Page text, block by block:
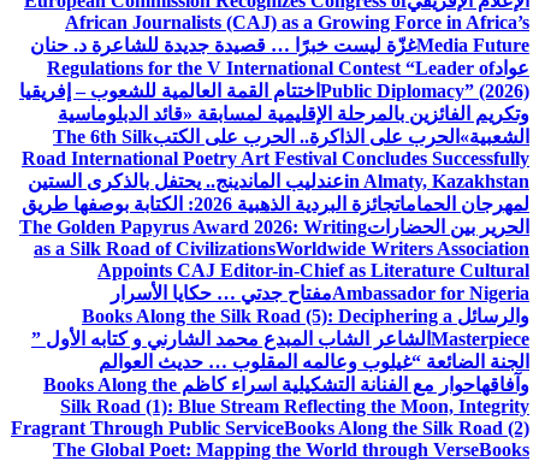
African Journalists (CAJ) as a Growing Force in Africa’s
Media Futureغزّة ليست خبرًا … قصيدة جديدة للشاعرة د. حنان
عوادRegulations for the V International Contest “Leader of
Public Diplomacy” (2026) اختتام القمة العالمية للشعوب – إفريقيا
وتكريم الفائزين بالمرحلة الإقليمية لمسابقة «قائد الدبلوماسية
الشعبية» الحرب على الذاكرة.. الحرب على الكتبThe 6th Silk
Road International Poetry Art Festival Concludes Successfully
in Almaty, Kazakhstanعندليب الماندينج.. يحتفل بالذكرى الستين
لمهرجان الحمامات
جائزة البردية الذهبية 2026: الكتابة بوصفها طريق
الحرير بين الحضاراتThe Golden Papyrus Award 2026: Writing
as a Silk Road of CivilizationsWorldwide Writers Association
Appoints CAJ Editor-in-Chief as Literature Cultural
Ambassador for Nigeriaمفتاح جدتي … حكايا الأسرار
والرسائل Books Along the Silk Road (5): Deciphering a
Masterpiece الشاعر الشاب المبدع محمد الشارني و كتابه الأول ”
الجنة الضائعة “غيلوب وعالمه المقلوب … حديث العوالم
وآفاقهاحوار مع الفنانة التشكيلية اسراء كاظم Books Along the
Silk Road (1): Blue Stream Reflecting the Moon, Integrity
Fragrant Through Public ServiceBooks Along the Silk Road (2)
The Global Poet: Mapping the World through VerseBooks